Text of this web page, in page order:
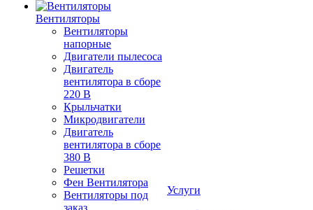
Вентиляторы
Вентиляторы
напорные
Двигатели пылесоса
Двигатель
вентилятора в сборе
220 В
Крыльчатки
Микродвигатели
Двигатель
вентилятора в сборе
380 В
Решетки
Фен Вентилятора
Вентиляторы под
заказ
Услуги